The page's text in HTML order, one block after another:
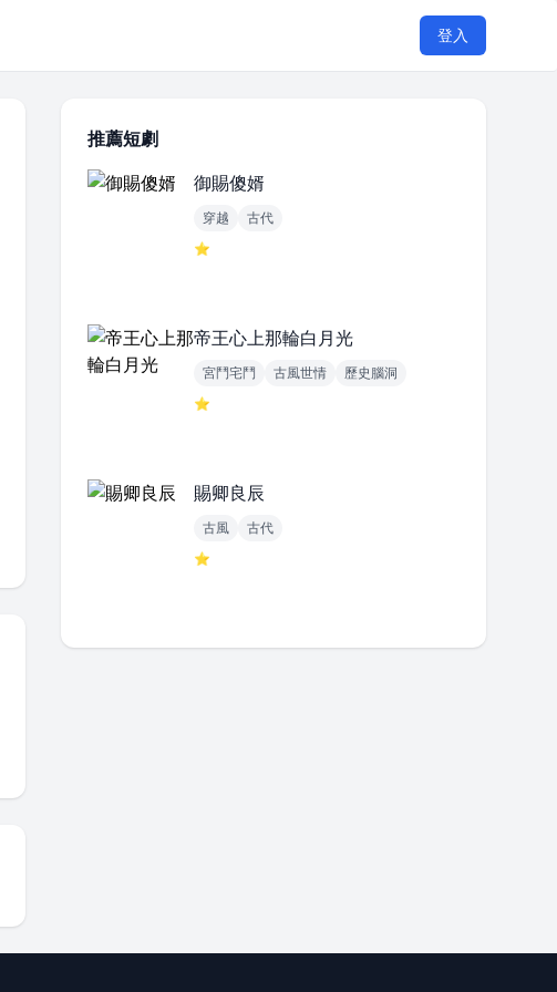
登入
推薦短劇
御賜傻婿
穿越
古代
⭐
帝王心上那輪白月光
宮鬥宅鬥 古風世情
歷史腦洞
⭐
賜卿良辰
古風
古代
⭐